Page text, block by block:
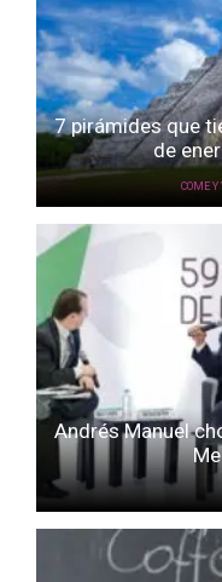
7 pirámides que
de
COME
Andrés Manuel